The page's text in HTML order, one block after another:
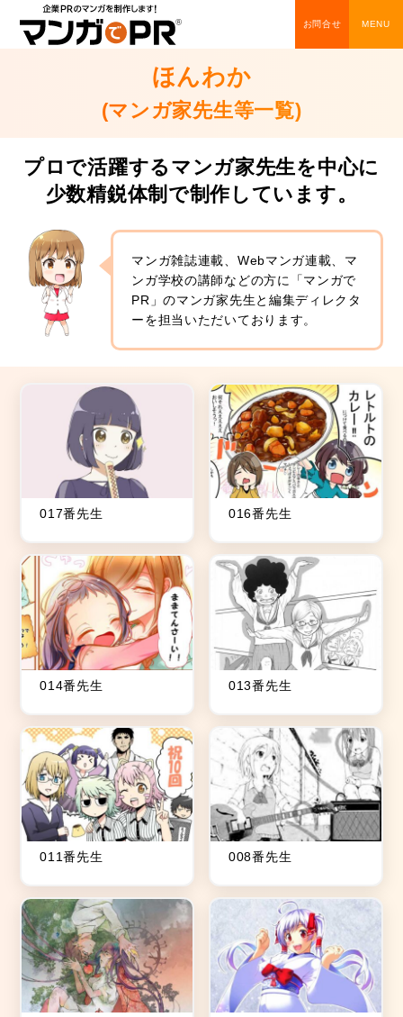
お問合せ
ほんわか
(マンガ家先生等一覧)
プロで活躍するマンガ家先生を中心に
少数精鋭体制で制作しています。
マンガ雑誌連載、Webマンガ連載、マ
ンガ学校の講師などの方に「マンガで
PR」のマンガ家先生と編集ディレクタ
ーを担当いただいております。
017番先生 016番先生
014番先生 013番先生
011番先生 008番先生